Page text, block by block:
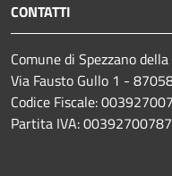
CONTATTI
Comune di Spezzano
Via Fausto Gullo 1 -
Codice Fiscale:
Partita IVA: 00392700787